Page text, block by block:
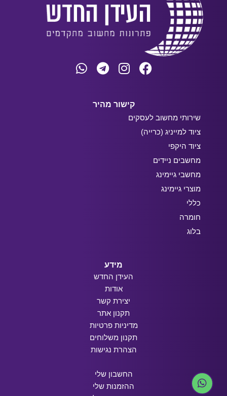
קישור מהיר
שירותי מחשוב לעסקים
ציוד למייניג (כרייה)
ציוד היקפי
מחשבים ניידים
מחשבי גיימינג
מוצרי גיימינג
כללי
חומרה
בלוג
מידע
העידן החדש
אודות
יצירת קשר
תקנון אתר
מדיניות פרטיות
תקנון משלוחים
הצהרת נגישות
החשבון שלי
ההזמנות שלי